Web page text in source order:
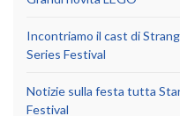
Incontriamo il cast di
Series Festival
Notizie sulla festa tutta
Festival